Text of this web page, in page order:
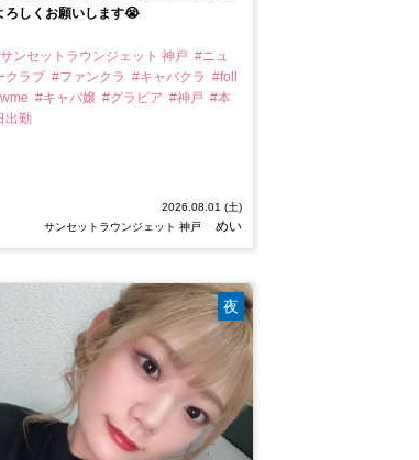
ろしくお願いします😭
ンセットラウンジェット 神戸 #ニュ
クラブ #ファンクラ #キャバクラ #foll
#キャバ嬢 #グラビア #神戸 #本
出勤
2026.08.01 (土)
サンセットラウンジェット 神戸
めい
夜